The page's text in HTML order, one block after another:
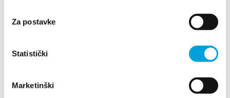
Za postavke
Statistički
Marketinški
Davor Marinčić
Ulica braće Popić 2, 21217 Kaštel Štafilić